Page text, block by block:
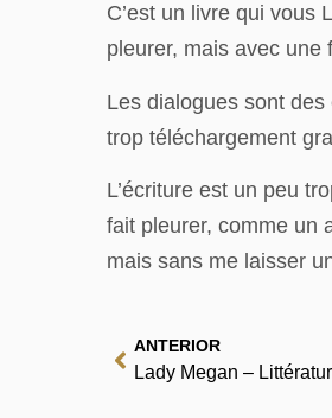
C’est un livre qui vous
pleurer, mais avec une
Les dialogues sont
trop téléchargement
L’écriture est un peu
fait pleurer, comme un
mais sans me laisser
ANTERIOR
Lady Megan –